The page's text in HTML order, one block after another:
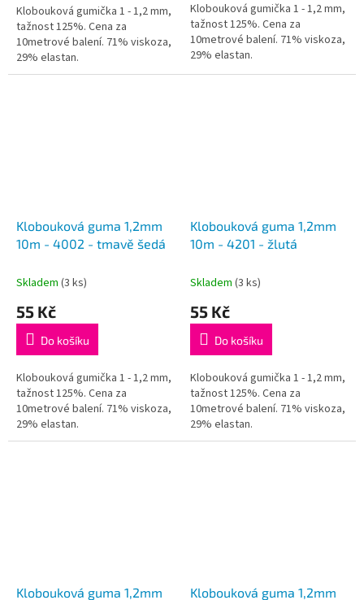
Klobouková gumička 1 - 1,2 mm,
tažnost 125%. Cena za
10metrové balení. 71% viskoza,
29% elastan.
Klobouková gumička 1 - 1,2 mm,
tažnost 125%. Cena za
10metrové balení. 71% viskoza,
29% elastan.
Klobouková guma 1,2mm
10m - 4002 - tmavě šedá
Skladem (3 ks)
55 Kč
Do košíku
Klobouková gumička 1 - 1,2 mm,
tažnost 125%. Cena za
10metrové balení. 71% viskoza,
29% elastan.
Klobouková guma 1,2mm
10m - 4201 - žlutá
Skladem (3 ks)
55 Kč
Do košíku
Klobouková gumička 1 - 1,2 mm,
tažnost 125%. Cena za
10metrové balení. 71% viskoza,
29% elastan.
Klobouková guma 1,2mm Klobouková guma 1,2mm